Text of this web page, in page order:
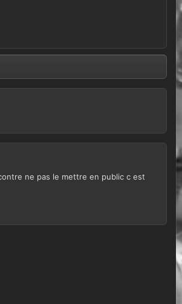
ne pas le mettre en public c est